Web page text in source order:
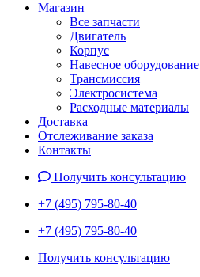
Магазин
Все запчасти
Двигатель
Корпус
Навесное оборудование
Трансмиссия
Электросистема
Расходные материалы
Доставка
Отслеживание заказа
Контакты
Получить консультацию
+7 (495) 795-80-40
+7 (495) 795-80-40
Получить консультацию